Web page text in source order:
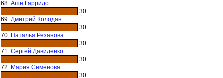
68. Аше Гарридо
30
69. Дмитрий Колодан
30
70. Наталья Резанова
30
71. Сергей Давиденко
30
72. Мария Семёнова
30